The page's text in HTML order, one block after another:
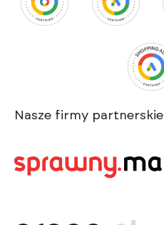
Nasze firmy partnerskie